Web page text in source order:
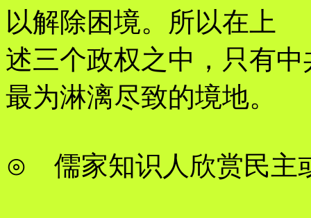
以解除困境。所以在上
述三个政权之中，只有
最为淋漓尽致的境地。
⊙ 儒家知识人欣赏民主